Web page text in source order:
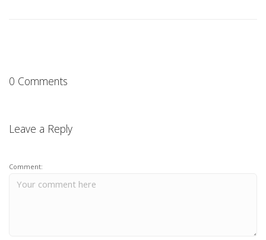
0 Comments
Leave a Reply
Comment: